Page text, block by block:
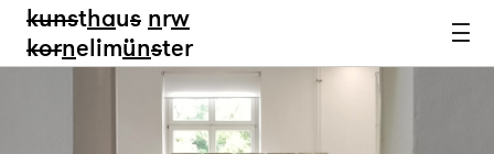
kunsthaus nrw
kornelimünster